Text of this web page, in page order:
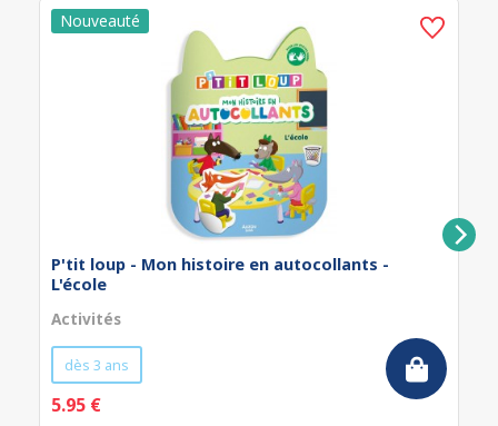
P'tit loup - Mon histoire en autocollants -
L'école
Activités
dès 3 ans
5.95 €